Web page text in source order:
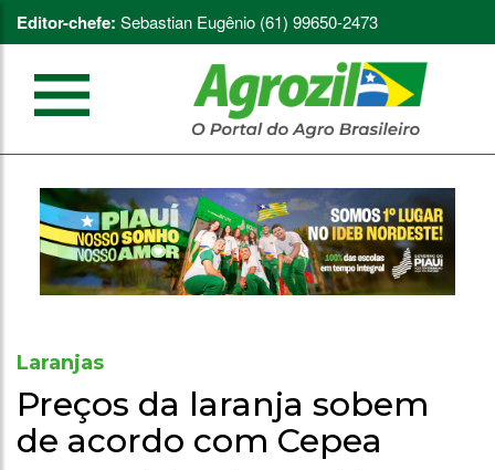
Editor-chefe: Sebastian Eugênio (61) 99650-2473
Laranjas
Preços da laranja sobem
de acordo com Cepea